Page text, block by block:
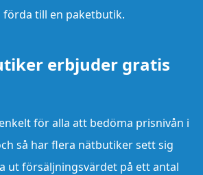
till en paketbutik.
erbjuder gratis
för alla att bedöma prisnivån i
så har flera nätbutiker sett sig
ut försäljningsvärdet på ett antal